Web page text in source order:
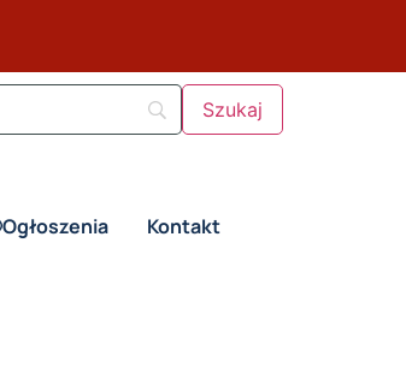
Ogłoszenia Kontakt